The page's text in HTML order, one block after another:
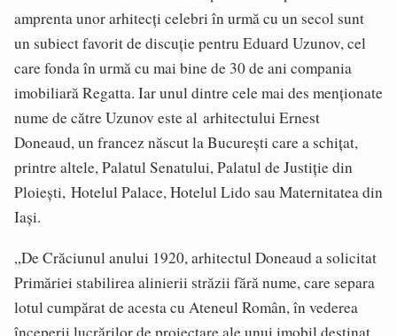
amprenta unor arhitecți celebri în urmă cu un secol sunt
un subiect favorit de discuție pentru Eduard Uzunov, cel
care fonda în urmă cu mai bine de 30 de ani compania
imobiliară Regatta. Iar unul dintre cele mai des menționate
nume de către Uzunov este al arhitectului Ernest
Doneaud, un francez născut la București care a schițat,
printre altele, Palatul Senatului, Palatul de Justiție din
Ploiești, Hotelul Palace, Hotelul Lido sau Maternitatea din
Iași.
„De Crăciunul anului 1920, arhitectul Doneaud a solicitat
Primăriei stabilirea alinierii străzii fără nume, care separa
lotul cumpărat de acesta cu Ateneul Român, în vederea
începerii lucrărilor de proiectare ale unui imobil destinat